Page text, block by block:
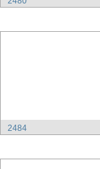
2484